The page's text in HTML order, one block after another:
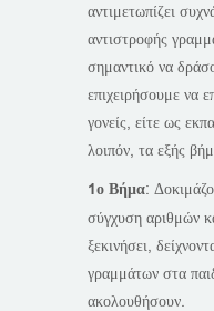
αντιμετωπίζει
αντιστροφής
σημαντικό να
επιχειρήσουμε να
γονείς, είτε ως
λοιπόν, τα εξής
1ο Βήμα:
σύγχυση αριθμών
ξεκινήσει,
γραμμάτων στα
ακολουθήσουν.